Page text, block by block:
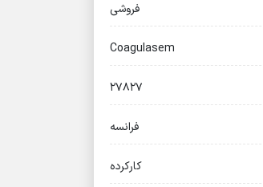
فروشی
Coagulasem
27827
فرانسه
کارکرده